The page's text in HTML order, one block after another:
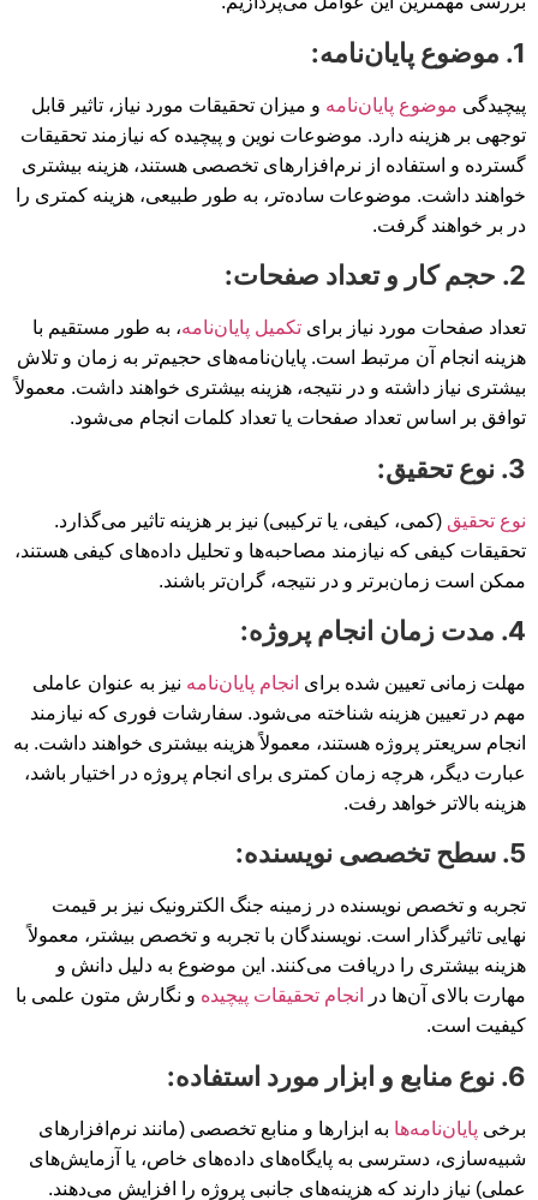
1. موضوع پایان‌نامه:
پیچیدگی موضوع پایان‌نامه و میزان تحقیقات مورد نیاز، تاثیر قابل
توجهی بر هزینه دارد. موضوعات نوین و پیچیده که نیازمند تحقیقات
گسترده و استفاده از نرم‌افزارهای تخصصی هستند، هزینه بیشتری
خواهند داشت. موضوعات ساده‌تر، به طور طبیعی، هزینه کمتری را
در بر خواهند گرفت.
2. حجم کار و تعداد صفحات:
تعداد صفحات مورد نیاز برای تکمیل پایان‌نامه، به طور مستقیم با
هزینه انجام آن مرتبط است. پایان‌نامه‌های حجیم‌تر به زمان و تلاش
بیشتری نیاز داشته و در نتیجه، هزینه بیشتری خواهند داشت. معمولاً
توافق بر اساس تعداد صفحات یا تعداد کلمات انجام می‌شود.
3. نوع تحقیق:
نوع تحقیق (کمی، کیفی، یا ترکیبی) نیز بر هزینه تاثیر می‌گذارد.
تحقیقات کیفی که نیازمند مصاحبه‌ها و تحلیل داده‌های کیفی هستند،
ممکن است زمان‌برتر و در نتیجه، گران‌تر باشند.
4. مدت زمان انجام پروژه:
مهلت زمانی تعیین شده برای انجام پایان‌نامه نیز به عنوان عاملی
مهم در تعیین هزینه شناخته می‌شود. سفارشات فوری که نیازمند
انجام سریعتر پروژه هستند، معمولاً هزینه بیشتری خواهند داشت. به
عبارت دیگر، هرچه زمان کمتری برای انجام پروژه در اختیار باشد،
هزینه بالاتر خواهد رفت.
5. سطح تخصصی نویسنده:
تجربه و تخصص نویسنده در زمینه جنگ الکترونیک نیز بر قیمت
نهایی تاثیرگذار است. نویسندگان با تجربه و تخصص بیشتر، معمولاً
هزینه بیشتری را دریافت می‌کنند. این موضوع به دلیل دانش و
مهارت بالای آن‌ها در
انجام تحقیقات پیچیده و نگارش متون علمی با
کیفیت است.
6. نوع منابع و ابزار مورد استفاده:
برخی پایان‌نامه‌ها به ابزارها و منابع تخصصی (مانند نرم‌افزارهای
شبیه‌سازی، دسترسی به پایگاه‌های داده‌های خاص، یا آزمایش‌های
عملی) نیاز دارند که هزینه‌های جانبی پروژه را افزایش می‌دهند.